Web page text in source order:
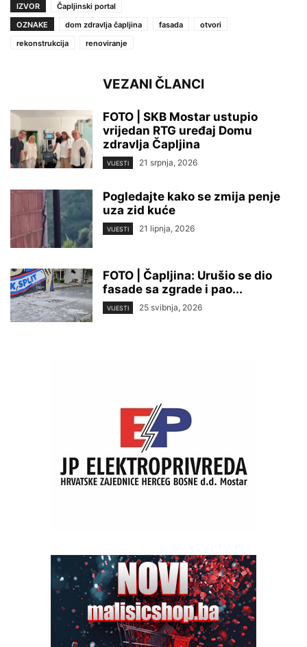
IZVOR
Čapljinski portal
OZNAKE
dom zdravlja čapljina fasada
otvori
rekonstrukcija
renoviranje
VEZANI ČLANCI
FOTO | SKB Mostar ustupio
vrijedan RTG uređaj Domu
zdravlja Čapljina
VIJESTI 21 srpnja, 2026
Pogledajte kako se zmija penje
uza zid kuće
VIJESTI 21 lipnja, 2026
FOTO | Čapljina: Urušio se dio
fasade sa zgrade i pao...
VIJESTI 25 svibnja, 2026